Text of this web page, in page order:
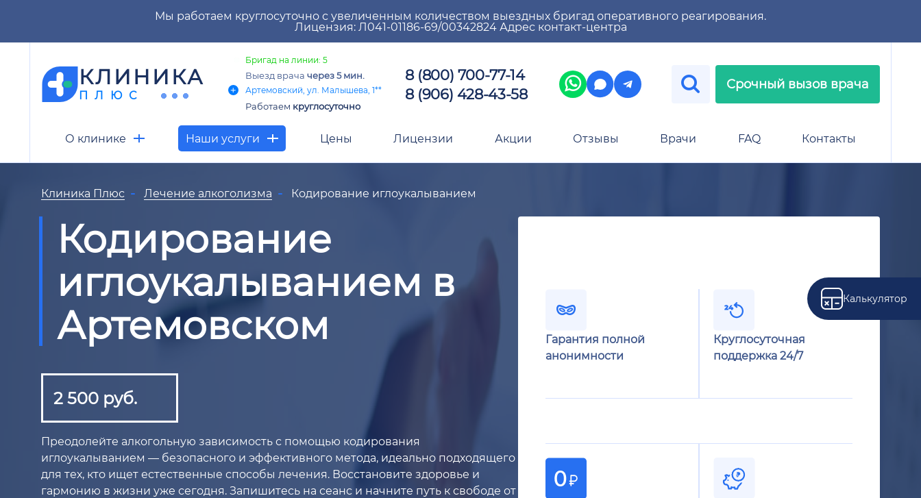
Мы работаем круглосуточно с увеличенным количеством выездных бригад оперативного реагирования.
Лицензия: Л041-01186-69/00342824 Адрес контакт-центра
КЛИНИКА
ПЛЮС
Бригад на линии: 5
Выезд врача через 5 мин.
Артемовский, ул. Малышева, 1**
Работаем круглосуточно
8 (800) 700-77-14
8 (906) 428-43-58
Срочный вызов врача
О клинике Наши услуги Цены Лицензии Акции Отзывы Врачи FAQ Контакты
Калькулятор
Клиника Плюс Лечение алкоголизма Кодирование иглоукалыванием
Кодирование
иглоукалыванием в
Артемовском
2 500 руб.
Преодолейте алкогольную зависимость с помощью кодирования
иглоукалыванием — безопасного и эффективного метода, идеально подходящего
для тех, кто ищет естественные способы лечения. Восстановите здоровье и
гармонию в жизни уже сегодня. Запишитесь на сеанс и начните путь к свободе от
Гарантия полной
анонимности
Круглосуточная
поддержка 24/7